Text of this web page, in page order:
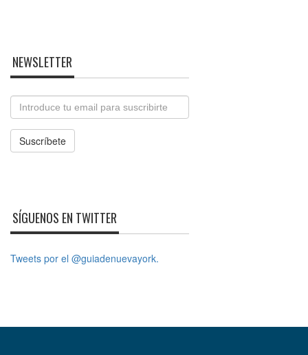
NEWSLETTER
Email
Suscríbete
SÍGUENOS EN TWITTER
Tweets por el @guiadenuevayork.